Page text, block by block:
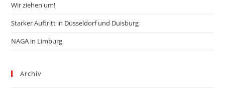
Wir ziehen um!
Starker Auftritt in Düsseldorf und Duisburg
NAGA in Limburg
Archiv